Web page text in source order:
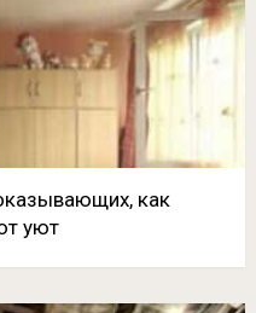
как
уют